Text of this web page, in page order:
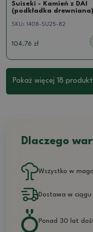
Suiseki - Kamień z DAI
(podkładka drewniana)
SKU: 1408-SU25-82
104.76 zł
Pokaż więcej 18
Dlaczego
Wszystko w
Dostawa w
Ponad 30 lat